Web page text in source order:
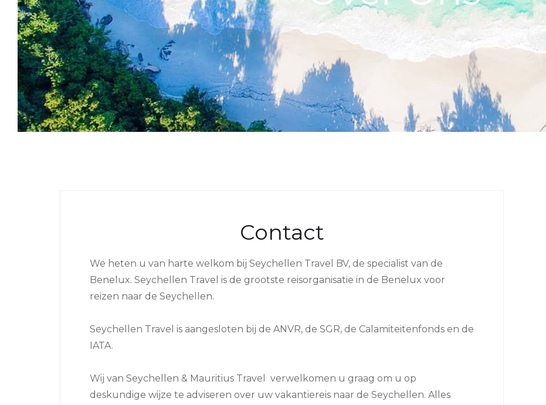
Contact
We heten u van harte welkom bij Seychellen Travel BV, de specialist van de
Benelux. Seychellen Travel is de grootste reisorganisatie in de Benelux voor
reizen naar de Seychellen.
Seychellen Travel is aangesloten bij de ANVR, de SGR, de Calamiteitenfonds en de
IATA.
Wij van Seychellen & Mauritius Travel verwelkomen u graag om u op
deskundige wijze te adviseren over uw vakantiereis naar de Seychellen. Alles